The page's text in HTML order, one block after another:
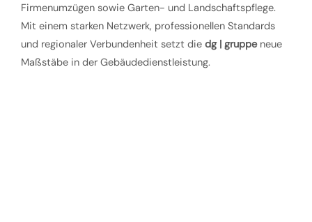
Firmenumzügen sowie Garten- und Landschaftspflege.
Mit einem starken Netzwerk, professionellen Standards
und regionaler Verbundenheit setzt die dg | gruppeneue
Maßstäbe in der Gebäudedienstleistung.